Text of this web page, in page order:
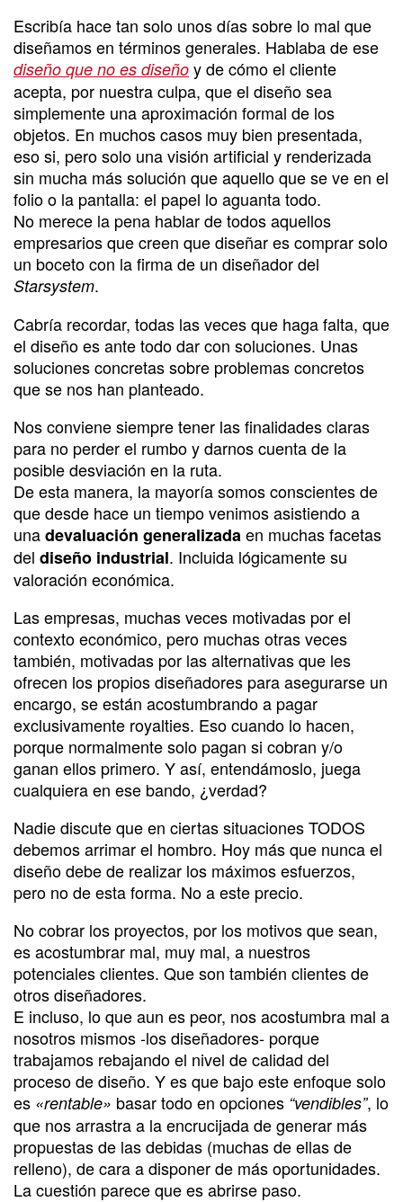
Escribía hace tan solo unos días sobre lo mal que
diseñamos en términos generales. Hablaba de ese
diseño que no es diseño y de cómo el cliente
acepta, por nuestra culpa, que el diseño sea
simplemente una aproximación formal de los
objetos. En muchos casos muy bien presentada,
eso si, pero solo una visión artificial y renderizada
sin mucha más solución que aquello que se ve en el
folio o la pantalla: el papel lo aguanta todo.
No merece la pena hablar de todos aquellos
empresarios que creen que diseñar es comprar solo
un boceto con la firma de un diseñador del
Starsystem.
Cabría recordar, todas las veces que haga falta, que
el diseño es ante todo dar con soluciones. Unas
soluciones concretas sobre problemas concretos
que se nos han planteado.
Nos conviene siempre tener las finalidades claras
para no perder el rumbo y darnos cuenta de la
posible desviación en la ruta.
De esta manera, la mayoría somos conscientes de
que desde hace un tiempo venimos asistiendo a
unadevaluación generalizadaen muchas facetas
del diseño industrial. Incluida lógicamente su
valoración económica.
Las empresas, muchas veces motivadas por el
contexto económico, pero muchas otras veces
también, motivadas por las alternativas que les
ofrecen los propios diseñadores para asegurarse un
encargo, se están acostumbrando a pagar
exclusivamente royalties. Eso cuando lo hacen,
porque normalmente solo pagan si cobran y/o
ganan ellos primero. Y así, entendámoslo, juega
cualquiera en ese bando, ¿verdad?
Nadie discute que en ciertas situaciones TODOS
debemos arrimar el hombro. Hoy más que nunca el
diseño debe de realizar los máximos esfuerzos,
pero no de esta forma. No a este precio.
No cobrar los proyectos, por los motivos que sean,
es acostumbrar mal, muy mal, a nuestros
potenciales clientes. Que son también clientes de
otros diseñadores.
E incluso, lo que aun es peor, nos acostumbra mal a
nosotros mismos -los diseñadores- porque
trabajamos rebajando el nivel de calidad del
proceso de diseño. Y es que bajo este enfoque solo
es «rentable» basar todo en opciones “vendibles”, lo
que nos arrastra a la encrucijada de generar más
propuestas de las debidas (muchas de ellas de
relleno), de cara a disponer de más oportunidades.
La cuestión parece que es abrirse paso.